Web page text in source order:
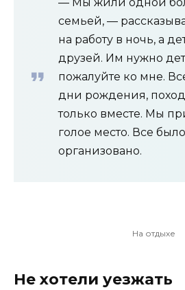
семьей, —
на работу в ночь, а
друзей. Им нужно
пожалуйте ко мне.
дни рождения,
только вместе. Мы
голое место. Все
организовано.
На отдыхе
Не хотели уезжать